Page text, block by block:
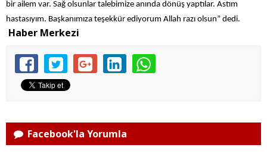
bir ailem var. Sağ olsunlar talebimize anında dönüş yaptılar. Astım
hastasıyım. Başkanımıza teşekkür ediyorum Allah razı olsun” dedi.
Haber Merkezi
Facebook'la Yorumla